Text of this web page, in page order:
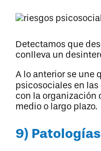
Detectamos que
conlleva un
A lo anterior se une
psicosociales en
con la organización
medio o largo plazo.
9)